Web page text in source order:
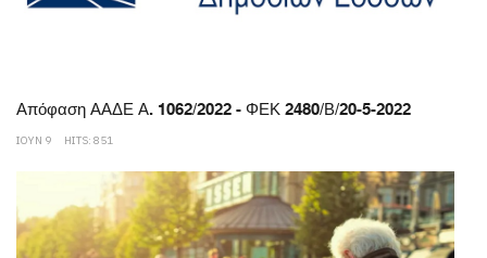
Απόφαση ΑΑΔΕ Α. 1062/2022 - ΦΕΚ 2480/Β/20-5-2022
ΙΟΥΝ 9 HITS: 851